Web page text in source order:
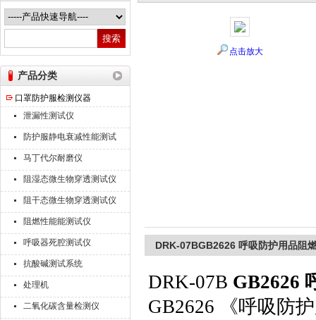
山东德瑞克仪器股份有限公司
产品分类
口罩防护服检测仪器
泄漏性测试仪
防护服静电衰减性能测试
仪
马丁代尔耐磨仪
阻湿态微生物穿透测试仪
阻干态微生物穿透测试仪
阻燃性能能测试仪
呼吸器死腔测试仪
抗酸碱测试系统
处理机
二氧化碳含量检测仪
点击放大
DRK-07BGB2626 呼吸防护用品阻
DRK-07B GB2626
GB2626 《呼吸防